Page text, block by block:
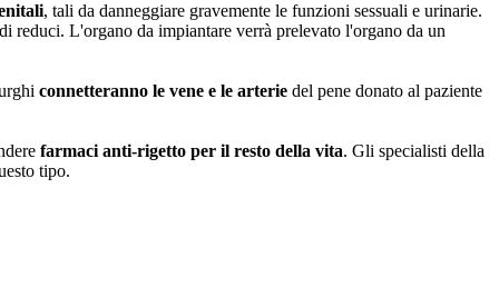
, tali da danneggiare gravemente le funzioni sessuali e urinarie.
reduci. L'organo da impiantare verrà prelevato l'organo da un
connetteranno le vene e le arterie del pene donato al paziente
farmaci anti-rigetto per il resto della vita. Gli specialisti della
tipo.